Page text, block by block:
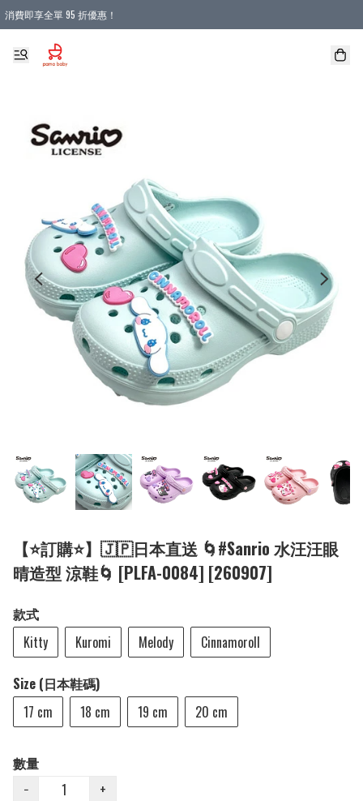
消費即享全單 95 折優惠！
購物滿 HKD 900.00即享免運費優惠！（適用於 本地送貨、本地取貨 )
【⭐訂購⭐】🇯🇵日本直送 🌀#Sanrio 水汪汪眼
晴造型 涼鞋🌀 [PLFA-0084] [260907]
款式
Kitty
Kuromi Melody Cinnamoroll
Size (日本鞋碼)
17 cm
18 cm 19 cm 20 cm
數量
−
+